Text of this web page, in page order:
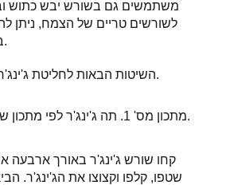
משתמשים גם בשורש יבש כתוש
לשורשים טריים של הצמח, ניתן
בשלמותם או בכתישה.
השיטות הבאות לחליטת ג'ינג'ר יהיו ממצות בעניין זה.
מתכון מס' 1. תה ג'ינג'ר לפי מתכון של שאמאנים הודים.
קחו שורש ג'ינג'ר באורך ארבעה
שטפו, קלפו וקצוצו את הג'ינג'ר.